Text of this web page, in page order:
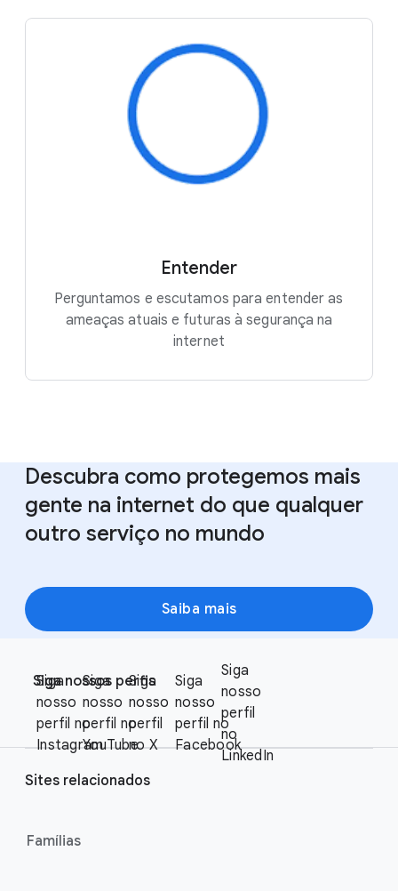
Entender
Perguntamos e escutamos para entender as
ameaças atuais e futuras à segurança na
internet
Descubra como protegemos mais
gente na internet do que qualquer
outro serviço no mundo
Saiba mais
e
S
l
d
Siga nossos perfis
Siga
nosso
perfil no
Instagram
Siga
nosso
perfil no
YouTube
Siga
nosso
perfil
no X
Siga
nosso
perfil no
Facebook
Siga
nosso
perfil
no
LinkedIn
Sites relacionados
Famílias